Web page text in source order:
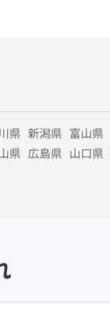
県 新潟県 富山県
県 広島県 山口県